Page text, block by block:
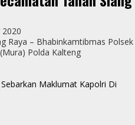
Raya – Bhabinkamtibmas Polsek
Polda Kalteng
Maklumat Kapolri Di